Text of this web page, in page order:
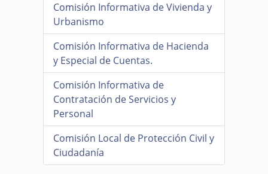
Comisión Informativa de Vivienda y
Urbanismo
Comisión Informativa de Hacienda
y Especial de Cuentas.
Comisión Informativa de
Contratación de Servicios y
Personal
Comisión Local de Protección Civil y
Ciudadanía